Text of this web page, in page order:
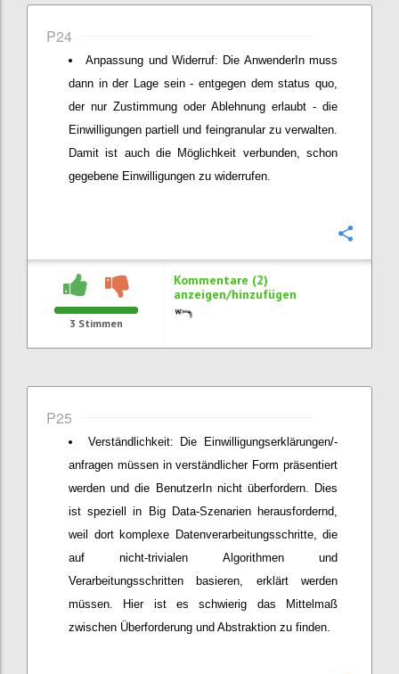
P24
Anpassung und Widerruf: Die AnwenderIn muss
dann in der Lage sein - entgegen dem status quo,
der nur Zustimmung oder Ablehnung erlaubt - die
Einwilligungen partiell und feingranular zu verwalten.
Damit ist auch die Möglichkeit verbunden, schon
gegebene Einwilligungen zu widerrufen.
3 Stimmen
Kommentare (2)
anzeigen/hinzufügen
P25
Verständlichkeit: Die Einwilligungserklärungen/-
anfragen müssen in verständlicher Form präsentiert
werden und die BenutzerIn nicht überfordern. Dies
ist speziell in Big Data-Szenarien herausfordernd,
weil dort komplexe Datenverarbeitungsschritte, die
auf nicht-trivialen Algorithmen und
Verarbeitungsschritten basieren, erklärt werden
müssen. Hier ist es schwierig das Mittelmaß
zwischen Überforderung und Abstraktion zu finden.